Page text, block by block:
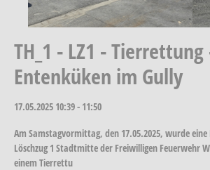
TH_1 - LZ1 - Tierrettung
Entenküken im Gully
17.05.2025 10:39 - 11:50
Am Samstagvormittag, den 17.05.2025, wurde
Löschzug 1 Stadtmitte der Freiwilligen Feuerwehr
einem Tierrettu